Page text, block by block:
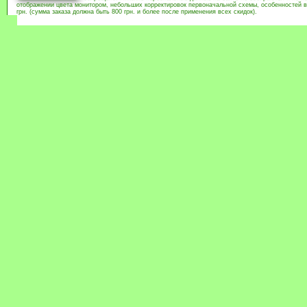
отображении цвета монитором, небольших корректировок первоначальной схемы,
грн. (сумма заказа должна быть 800 грн. и более после применения всех скидок).